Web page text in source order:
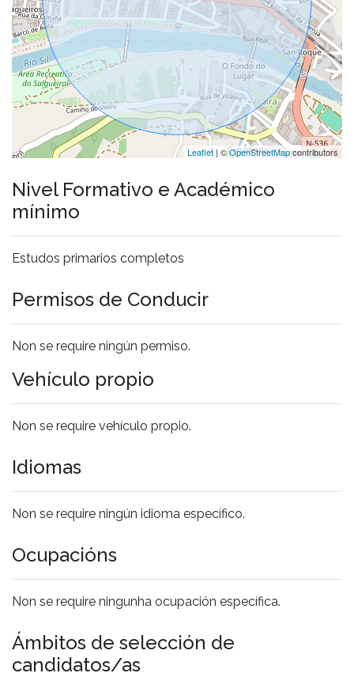
Leaflet | ©OpenStreetMapcontributors
Nivel Formativo e Académico
mínimo
Estudos primarios completos
Permisos de Conducir
Non se require ningún permiso.
Vehículo propio
Non se require vehículo propio.
Idiomas
Non se require ningún idioma específico.
Ocupacións
Non se require ningunha ocupación específica.
Ámbitos de selección de
candidatos/as